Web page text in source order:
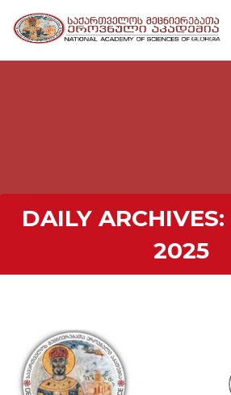
DAILY ARCHIVES:
2025